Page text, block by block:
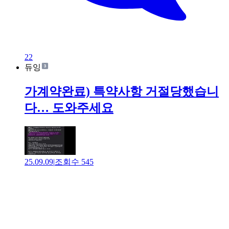
22
듀잉
가계약완료) 특약사항 거절당했습니
다… 도와주세요
25.09.09|조회수 545